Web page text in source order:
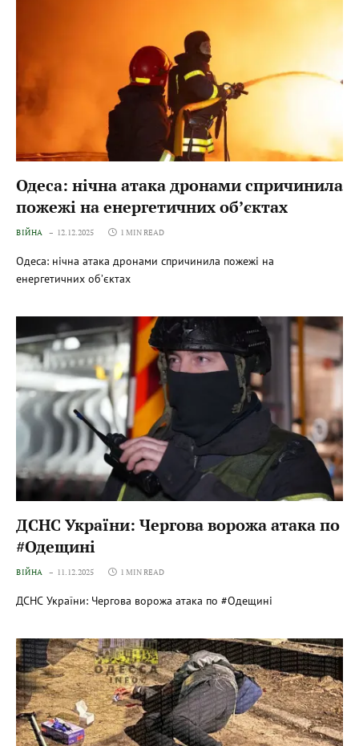
Одеса: нічна атака дронами спричинила
пожежі на енергетичних об’єктах
ВІЙНА 12.12.2025 1 MIN READ
Одеса: нічна атака дронами спричинила пожежі на
енергетичних об’єктах
ДСНС України: Чергова ворожа атака по
#Одещині
ВІЙНА 11.12.2025 1 MIN READ
ДСНС України: Чергова ворожа атака по #Одещині